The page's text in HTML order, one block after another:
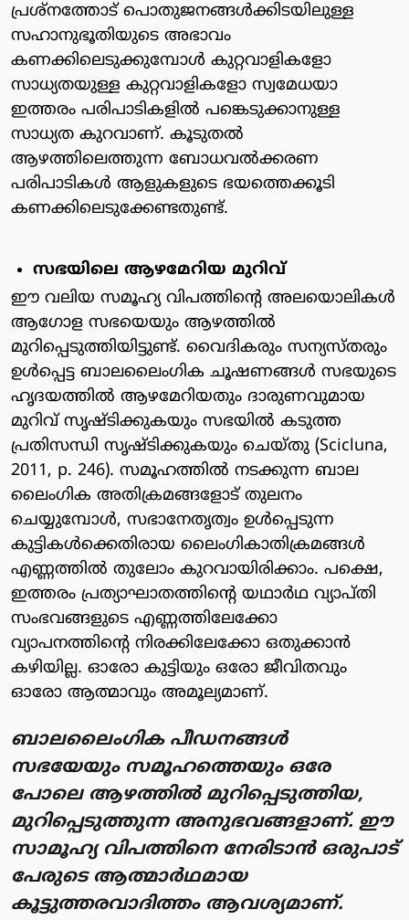
പ്രശ്‌നത്തോട് പൊതുജനങ്ങള്‍ക്കിടയിലുള്ള
സഹാനുഭൂതിയുടെ അഭാവം
കണക്കിലെടുക്കുമ്പോള്‍ കുറ്റവാളികളോ
സാധ്യതയുള്ള കുറ്റവാളികളോ സ്വമേധയാ
ഇത്തരം പരിപാടികളില്‍ പങ്കെടുക്കാനുള്ള
സാധ്യത കുറവാണ്. കൂടുതല്‍
ആഴത്തിലെത്തുന്ന ബോധവല്‍ക്കരണ
പരിപാടികള്‍ ആളുകളുടെ ഭയത്തെക്കൂടി
കണക്കിലെടുക്കേണ്ടതുണ്ട്.
സഭയിലെ ആഴമേറിയ മുറിവ്
ഈ വലിയ സമൂഹ്യ വിപത്തിന്റെ അലയൊലികള്‍
ആഗോള സഭയെയും ആഴത്തില്‍
മുറിപ്പെടുത്തിയിട്ടുണ്ട്. വൈദികരും സന്യസ്തരും
ഉള്‍പ്പെട്ട ബാലലൈംഗിക ചൂഷണങ്ങള്‍ സഭയുടെ
ഹൃദയത്തില്‍ ആഴമേറിയതും ദാരുണവുമായ
മുറിവ് സൃഷ്ടിക്കുകയും സഭയില്‍ കടുത്ത
പ്രതിസന്ധി സൃഷ്ടിക്കുകയും ചെയ്തു (Scicluna,
2011, p. 246). സമൂഹത്തില്‍ നടക്കുന്ന ബാല
ലൈംഗിക അതിക്രമങ്ങളോട് തുലനം
ചെയ്യുമ്പോള്‍, സഭാനേതൃത്വം ഉള്‍പ്പെടുന്ന
കുട്ടികള്‍ക്കെതിരായ ലൈംഗികാതിക്രമങ്ങള്‍
എണ്ണത്തില്‍ തുലോം കുറവായിരിക്കാം. പക്ഷെ,
ഇത്തരം പ്രത്യാഘാതത്തിന്റെ യഥാര്‍ഥ വ്യാപ്തി
സംഭവങ്ങളുടെ എണ്ണത്തിലേക്കോ
വ്യാപനത്തിന്റെ നിരക്കിലേക്കോ ഒതുക്കാന്‍
കഴിയില്ല. ഓരോ കുട്ടിയും ഒരോ ജീവിതവും
ഓരോ ആത്മാവും അമൂല്യമാണ്.
ബാലലൈംഗിക പീഡനങ്ങള്‍
സഭയേയും സമൂഹത്തെയും ഒരേ
പോലെ ആഴത്തില്‍ മുറിപ്പെടുത്തിയ,
മുറിപ്പെടുത്തുന്ന അനുഭവങ്ങളാണ്. ഈ
സാമൂഹ്യ വിപത്തിനെ നേരിടാന്‍ ഒരുപാട്
പേരുടെ ആത്മാര്‍ഥമായ
കൂട്ടുത്തരവാദിത്തം ആവശ്യമാണ്.